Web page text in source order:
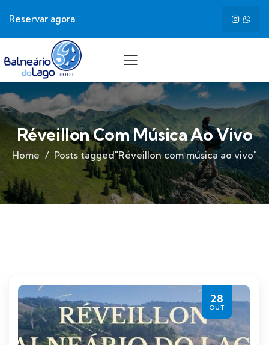
Reservar agora
Réveillon Com Música Ao Vivo
Home Posts tagged"Réveillon com música ao vivo"
28
OUT